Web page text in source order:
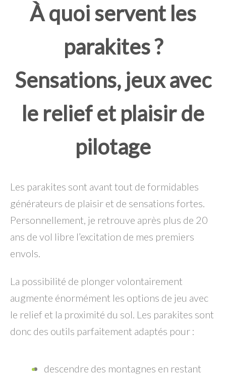
À quoi servent les
parakites ?
Sensations, jeux avec
le relief et plaisir de
pilotage
Les parakites sont avant tout de formidables
générateurs de plaisir et de sensations fortes.
Personnellement, je retrouve après plus de 20
ans de vol libre l’excitation de mes premiers
envols.
La possibilité de plonger volontairement
augmente énormément les options de jeu avec
le relief et la proximité du sol. Les parakites sont
donc des outils parfaitement adaptés pour :
descendre des montagnes en restant